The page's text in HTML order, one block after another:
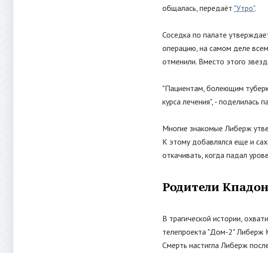
общалась, передаёт "Утро".
Соседка по палате
операцию, на самом деле
отменили. Вместо этого
"Пациентам, болеющим
курса лечения", - поделилась
Многие знакомые Либерж
К этому добавлялся еще и
откачивать, когда падал
Родители
В трагической истории,
телепроекта "Дом-2"Либерж
Смерть настигла Либерж